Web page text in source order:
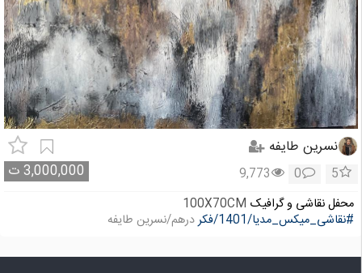
نسرین طایفه
3,000,000ت 5
0
9,773
محفل نقاشی و گرافیک 100X70CM
#نقاشی_میکس_مدیا/1401/فکر
درهم/نسرین طایفه